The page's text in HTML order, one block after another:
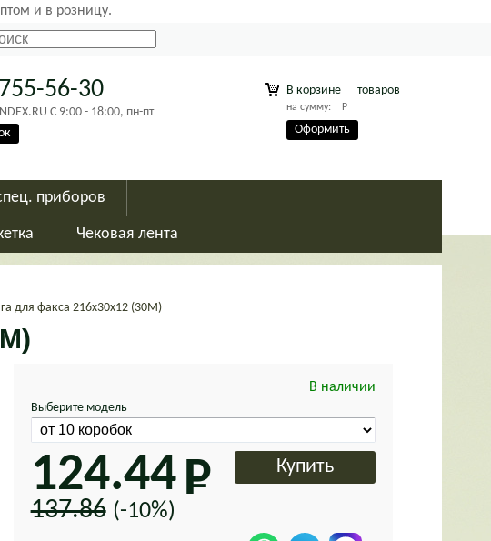
и в розницу.
56-30
C 9:00 - 18:00, пн-пт
В корзине товаров
на сумму: Р
Оформить
приборов
Чековая лента
для факса 216х30х12 (30М)
В наличии
Выберите модель
124.44
137.86 (-10%)